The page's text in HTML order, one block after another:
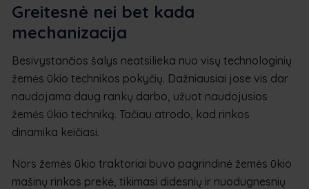
Greitesnė nei bet kada
mechanizacija
Besivystančios šalys neatsilieka nuo visų technologinių
žemės ūkio technikos pokyčių. Dažniausiai jose vis dar
naudojama daug rankų darbo, užuot naudojusios
žemės ūkio techniką. Tačiau atrodo, kad rinkos
dinamika keičiasi.
Nors žemės ūkio traktoriai buvo pagrindinė žemės ūkio
mašinų rinkos prekė, tikimasi didesnių ir nuodugnesnių